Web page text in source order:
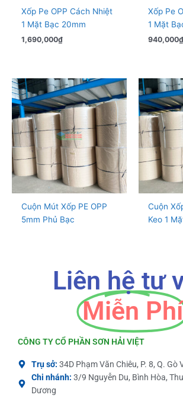
Xốp Pe OPP Cách Nhiệt
1 Mặt Bạc 20mm
1,690,000₫
Xốp Pe
1 Mặt
940,000₫
Cuộn Mút Xốp PE OPP
5mm Phủ Bạc
Cuộn
Keo 1
Liên hệ tư
Miễn Phí
CÔNG TY CỔ PHẦN SƠN HẢI VIỆT
Trụ sở: 34D Phạm Văn Chiêu, P. 8, Q. Gò
Chi nhánh: 3/9 Nguyễn Du, Bình Hòa,
Dương